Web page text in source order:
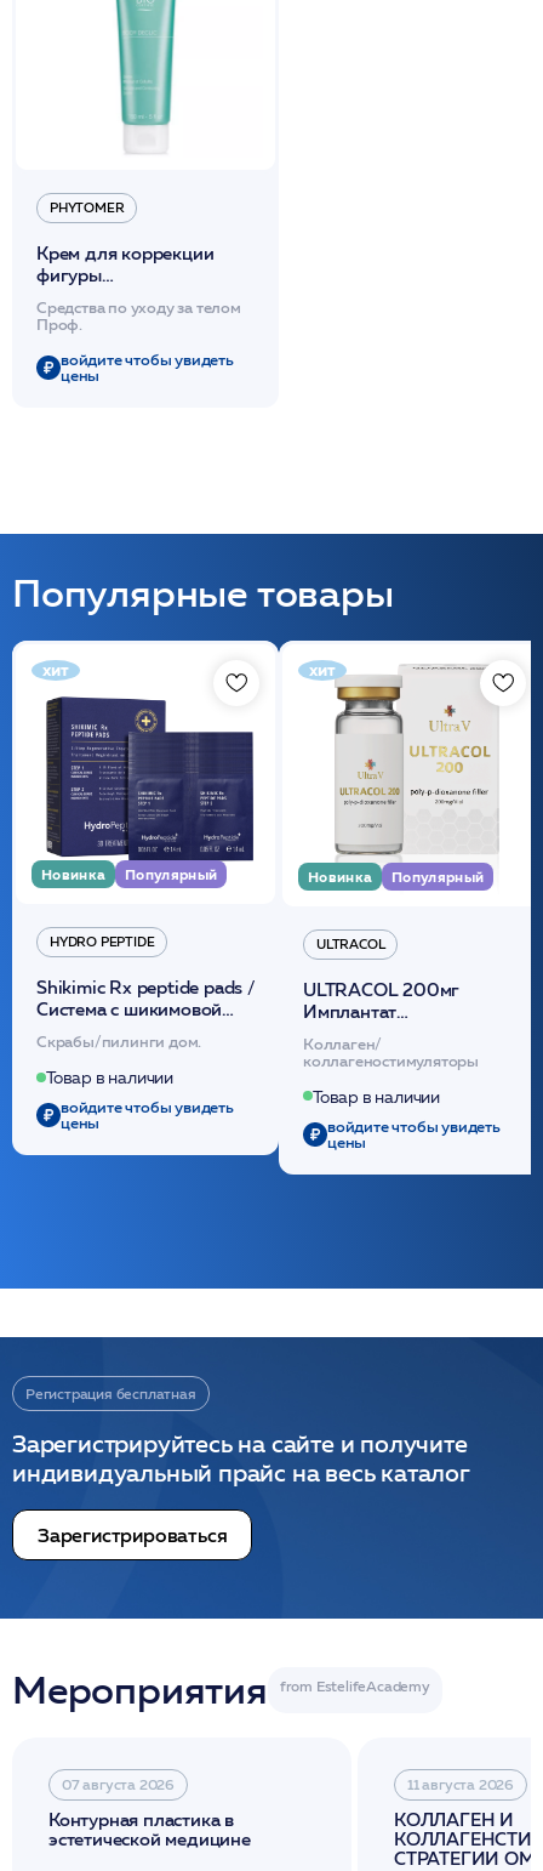
PHYTOMER
Крем для коррекции
фигуры
антицеллюлитный 250
мл / PHYTOMER
Средства по уходу за телом
Проф.
войдите чтобы увидеть
цены
Популярные товары
хит
Новинка Популярный
HYDRO PEPTIDE
Shikimic Rx peptide pads /
Cистема с шикимовой
кислотой обновляющая
(30шт) /HP
Скрабы/пилинги дом.
Товар в наличии
войдите чтобы увидеть
цены
хит
Новинка Популярный
ULTRACOL
ULTRACOL 200мг
Имплантат
внутридермальный,
стерильный на основе
полидиоксанона
/ULTRACOL
Коллаген/
коллагеностимуляторы
Товар в наличии
войдите чтобы увидеть
цены
Регистрация бесплатная
Зарегистрируйтесь на сайте и получите
индивидуальный прайс на весь каталог
Зарегистрироваться
Мероприятия
07 августа 2026
Контурная пластика в
эстетической медицине
11 августа 2026
КОЛЛАГЕН И
СТРАТЕГИИ